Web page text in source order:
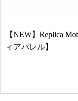
【NEW】Replica
ィアパレル】